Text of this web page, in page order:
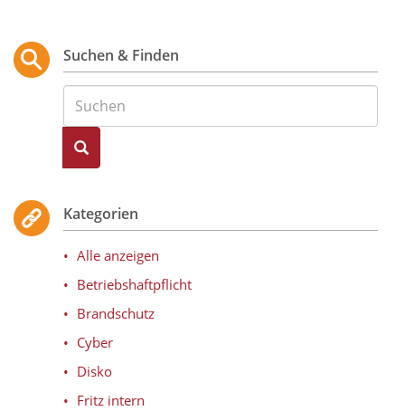
Suchen & Finden
Suche
Kategorien
Alle anzeigen
Betriebshaftpflicht
Brandschutz
Cyber
Disko
Fritz intern